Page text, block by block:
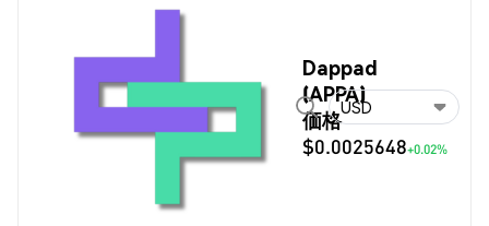
Dappad
(APPA)
価格
$0.0025648+0.02%
USD